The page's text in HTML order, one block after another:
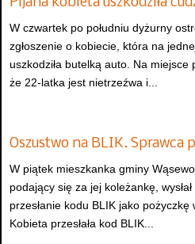
W czwartek po południu dyżurny
zgłoszenie o kobiecie, która na
uszkodziła butelką auto. Na miejsce
że 22-latka jest nietrzeźwa i...
Oszustwo na BLIK. Sprawca
W piątek mieszkanka gminy Wąsewo
podający się za jej koleżankę,
przesłanie kodu BLIK jako pożyczkę
Kobieta przesłała kod BLIK...